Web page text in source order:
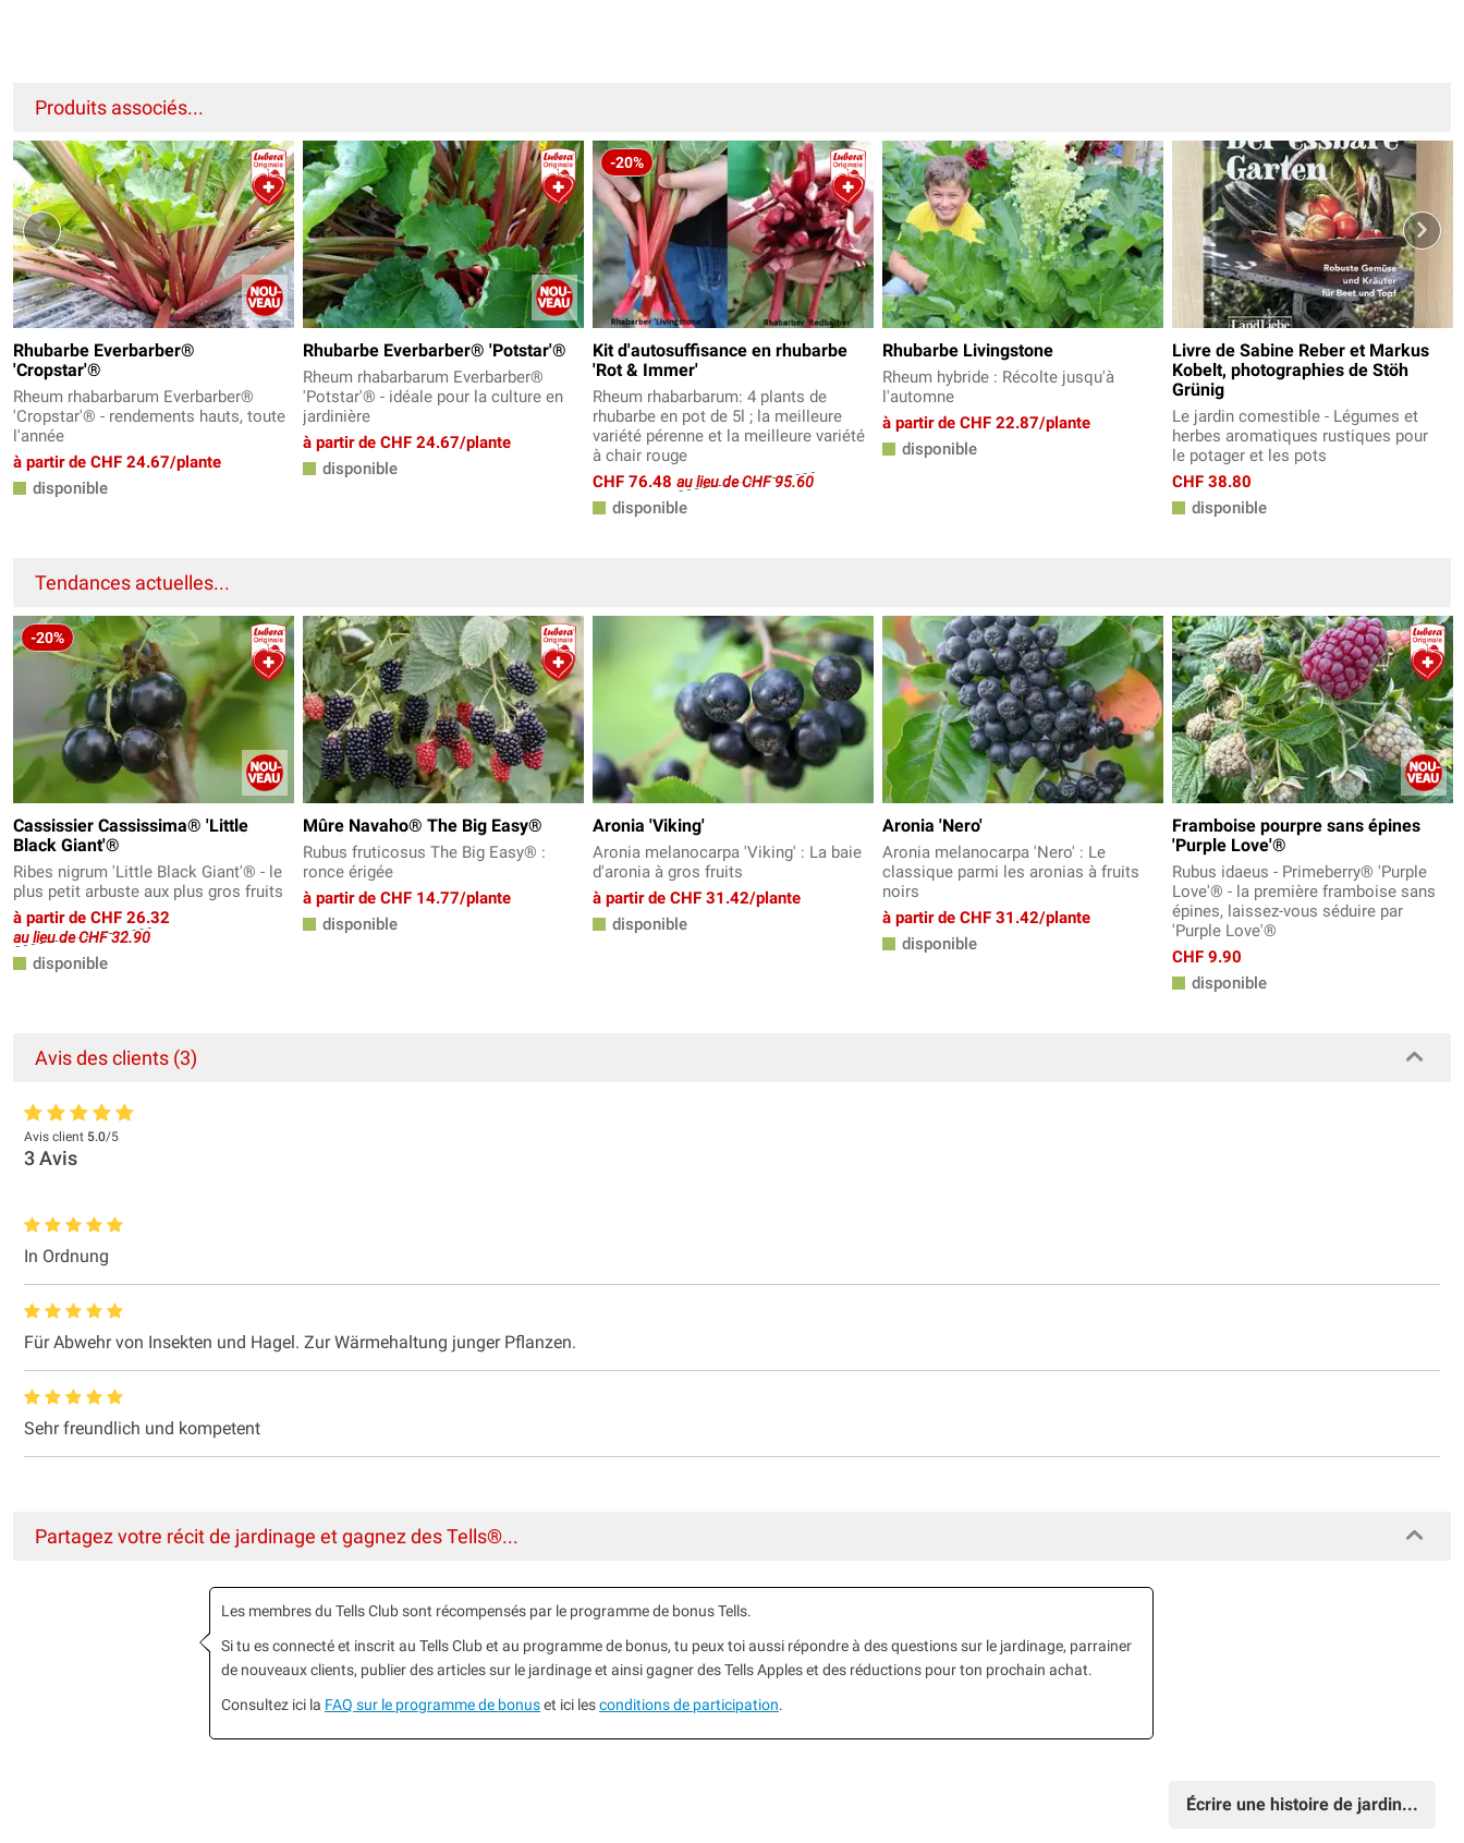
Produits associés...
Rhubarbe Everbarber®
'Cropstar'®
Rheum rhabarbarum Everbarber®
'Cropstar'® - rendements hauts, toute
l'année
à partir de CHF 24.67/plante
disponible
Rhubarbe Everbarber® 'Potstar'®
Rheum rhabarbarum Everbarber®
'Potstar'® - idéale pour la culture en
jardinière
à partir de CHF 24.67/plante
disponible
-20%
Kit d'autosuffisance en rhubarbe
'Rot & Immer'
Rheum rhabarbarum: 4 plants de
rhubarbe en pot de 5l ; la meilleure
variété pérenne et la meilleure variété
à chair rouge
CHF 76.48 au lieu de CHF 95.60
disponible
Rhubarbe Livingstone
Rheum hybride : Récolte jusqu'à
l'automne
à partir de CHF 22.87/plante
disponible
Livre de Sabine Reber et Markus
Kobelt, photographies de Stöh
Grünig
Le jardin comestible - Légumes et
herbes aromatiques rustiques pour
le potager et les pots
CHF 38.80
disponible
Tendances actuelles...
-20%
Cassissier Cassissima® 'Little
Black Giant'®
Ribes nigrum 'Little Black Giant'® - le
plus petit arbuste aux plus gros fruits
à partir de CHF 26.32
au lieu de CHF 32.90
disponible
Mûre Navaho® The Big Easy®
Rubus fruticosus The Big Easy® :
ronce érigée
à partir de CHF 14.77/plante
disponible
Aronia 'Viking'
Aronia melanocarpa 'Viking' : La baie
d'aronia à gros fruits
à partir de CHF 31.42/plante
disponible
Aronia 'Nero'
Aronia melanocarpa 'Nero' : Le
classique parmi les aronias à fruits
noirs
à partir de CHF 31.42/plante
disponible
Framboise pourpre sans épines
'Purple Love'®
Rubus idaeus - Primeberry® 'Purple
Love'® - la première framboise sans
épines, laissez-vous séduire par
'Purple Love'®
CHF 9.90
disponible
Avis des clients (3)
Avis client 5.0/5
3Avis
In Ordnung
Für Abwehr von Insekten und Hagel. Zur Wärmehaltung junger Pflanzen.
Sehr freundlich und kompetent
Partagez votre récit de jardinage et gagnez des Tells®...
Les membres du Tells Club sont récompensés par le programme de bonus Tells.
Si tu es connecté et inscrit au Tells Club et au programme de bonus, tu peux toi aussi répondre à des questions sur le jardinage, parrainer
de nouveaux clients, publier des articles sur le jardinage et ainsi gagner des Tells Apples et des réductions pour ton prochain achat.
Consultez ici la FAQ sur le programme de bonuset ici lesconditions de participation.
Écrire une histoire de jardin...